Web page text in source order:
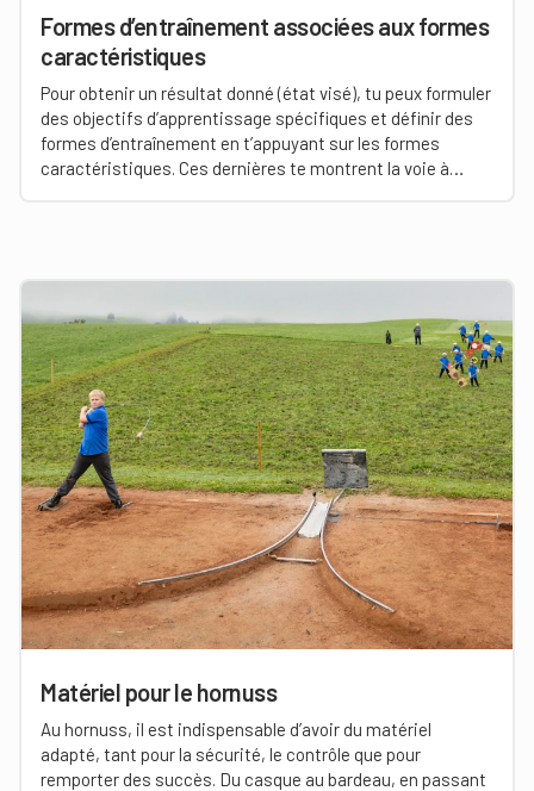
Formes d’entraînement associées aux formes
caractéristiques
Pour obtenir un résultat donné (état visé), tu peux formuler
des objectifs d’apprentissage spécifiques et définir des
formes d’entraînement en t’appuyant sur les formes
caractéristiques. Ces dernières te montrent la voie à
Matériel pour le hornuss
Au hornuss, il est indispensable d’avoir du matériel
adapté, tant pour la sécurité, le contrôle que pour
remporter des succès. Du casque au bardeau, en passant